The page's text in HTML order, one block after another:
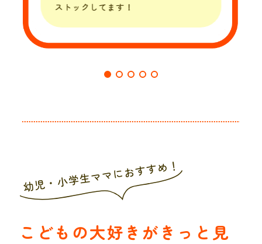
ストックしてます！
幼児・小学生ママにおすすめ！
こどもの大好きがきっと見